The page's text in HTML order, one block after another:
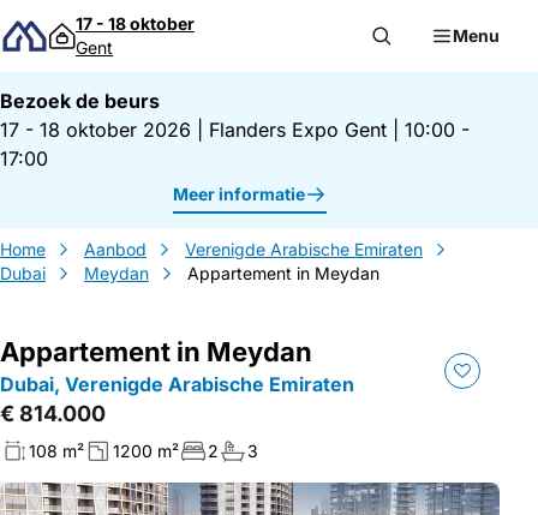
Direct naar inhoud
17 - 18 oktober
Gent
Menu
Bezoek de beurs
17 - 18 oktober 2026
Flanders Expo Gent
10:00 -
17:00
Meer informatie
Home Aanbod
Verenigde Arabische Emiraten
Dubai
Meydan Appartement in Meydan
Appartement in Meydan
Dubai, Verenigde Arabische Emiraten
€ 814.000
108 m² 1200 m² 2 3